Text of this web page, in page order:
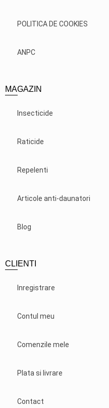
POLITICA DE COOKIES
ANPC
MAGAZIN
Insecticide
Raticide
Repelenti
Articole anti-daunatori
Blog
CLIENTI
Inregistrare
Contul meu
Comenzile mele
Plata si livrare
Contact